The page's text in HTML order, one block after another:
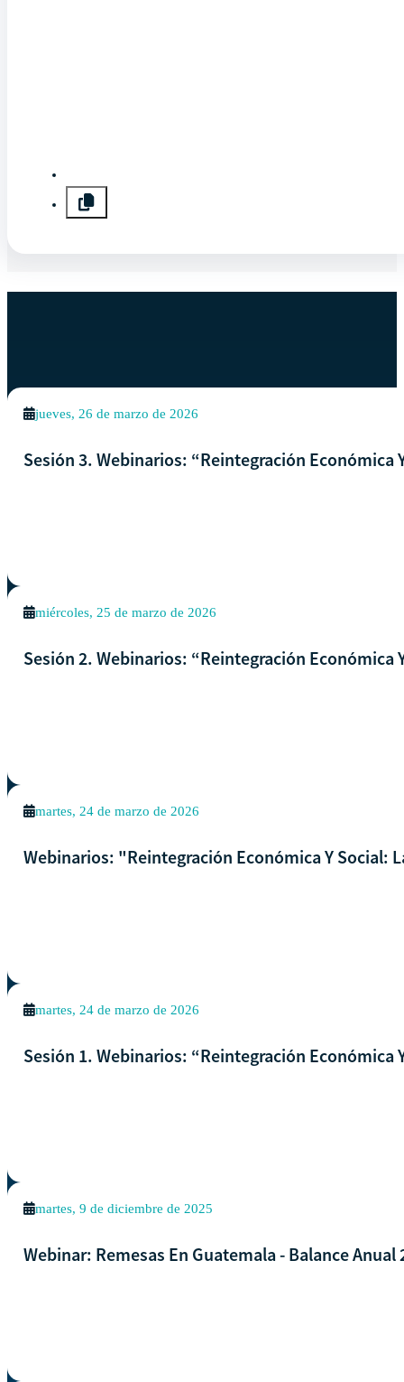
jueves, 26 de marzo de 2026
Sesión 3. Webinarios: “Reintegración
miércoles, 25 de marzo de 2026
Sesión 2. Webinarios: “Reintegración
martes, 24 de marzo de 2026
Webinarios: "Reintegración Económica Y Social:
martes, 24 de marzo de 2026
Sesión 1. Webinarios: “Reintegración
martes, 9 de diciembre de 2025
Webinar: Remesas En Guatemala - Balance Anual